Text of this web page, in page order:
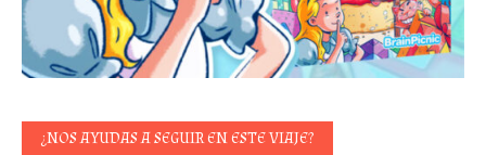
¿NOS AYUDAS A SEGUIR EN ESTE VIAJE?